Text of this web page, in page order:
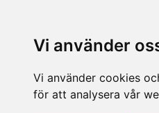
Vi använder
Vi använder cookies
för att analysera vår